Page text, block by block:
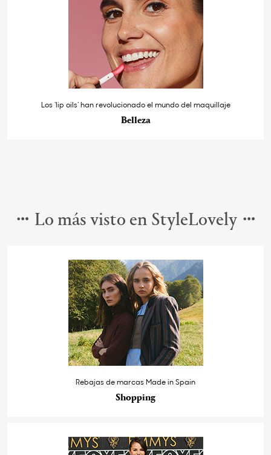
Los ‘lip oils’ han revolucionado el mundo del maquillaje
Belleza
Lo más visto en StyleLovely
Rebajas de marcas Made in Spain
Shopping